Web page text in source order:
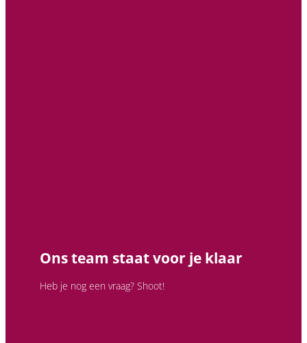
Ons team staat voor je klaar
Heb je nog een vraag? Shoot!